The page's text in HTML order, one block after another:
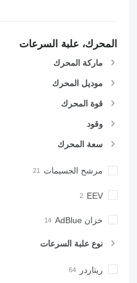
المحرك، علبة السرعات
ماركة المحرك
موديل المحرك
قوة المحرك
وقود
سعة المحرك
مرشح الجسيمات
EEV
خزان AdBlue
نوع علبة السرعات
ريتاردر